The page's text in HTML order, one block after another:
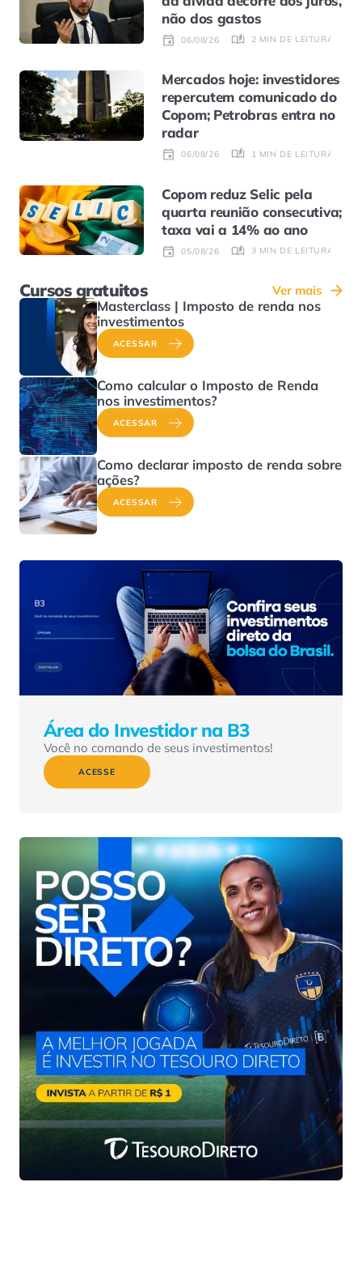
não dos gastos
06/08/26 2 MIN DE LEITURA
Mercados hoje: investidores
repercutem comunicado do
Copom; Petrobras entra no
radar
06/08/26 1 MIN DE LEITURA
Copom reduz Selic pela
quarta reunião consecutiva;
taxa vai a 14% ao ano
05/08/26 3 MIN DE LEITURA
Cursos gratuitos Ver mais
Masterclass | Imposto de renda nos
investimentos
ACESSAR
Como calcular o Imposto de Renda
nos investimentos?
ACESSAR
Como declarar imposto de renda sobre
ações?
ACESSAR
Área do Investidor na B3
Você no comando de seus investimentos!
ACESSE